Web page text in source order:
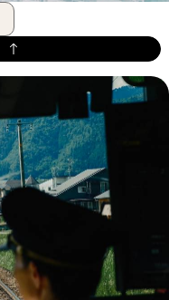
- Sur les rails, de
le poids des siècles à
et Fukuoka